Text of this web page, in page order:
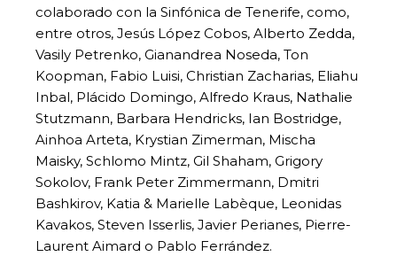
colaborado con la Sinfónica de Tenerife, como,
entre otros, Jesús López Cobos, Alberto Zedda,
Vasily Petrenko, Gianandrea Noseda, Ton
Koopman, Fabio Luisi, Christian Zacharias, Eliahu
Inbal, Plácido Domingo, Alfredo Kraus, Nathalie
Stutzmann, Barbara Hendricks, Ian Bostridge,
Ainhoa Arteta, Krystian Zimerman, Mischa
Maisky, Schlomo Mintz, Gil Shaham, Grigory
Sokolov, Frank Peter Zimmermann, Dmitri
Bashkirov, Katia & Marielle Labèque, Leonidas
Kavakos, Steven Isserlis, Javier Perianes, Pierre-
Laurent Aimard o Pablo Ferrández.